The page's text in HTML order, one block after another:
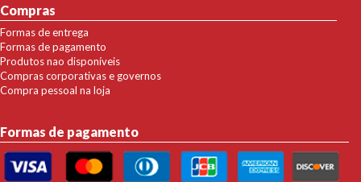
Compras
Formas de entrega
Formas de pagamento
Produtos nao disponíveis
Compras corporativas e governos
Compra pessoal na loja
Formas de pagamento